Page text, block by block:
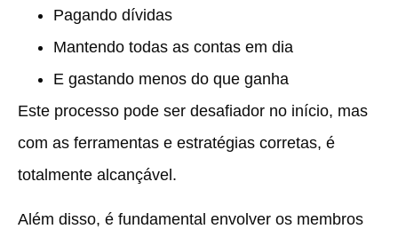
Pagando dívidas
Mantendo todas as contas em dia
E gastando menos do que ganha
Este processo pode ser desafiador no início, mas
com as ferramentas e estratégias corretas, é
totalmente alcançável.
Além disso, é fundamental envolver os membros